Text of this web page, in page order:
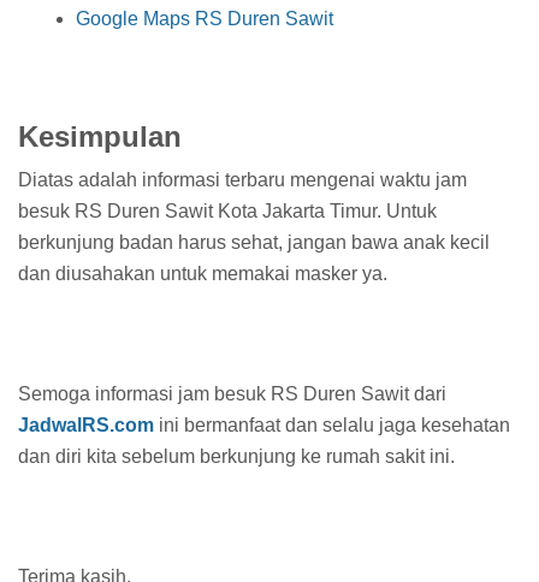
Google Maps RS Duren Sawit
Kesimpulan
Diatas adalah informasi terbaru mengenai waktu jam
besuk RS Duren Sawit Kota Jakarta Timur. Untuk
berkunjung badan harus sehat, jangan bawa anak kecil
dan diusahakan untuk memakai masker ya.
Semoga informasi jam besuk RS Duren Sawit dari
JadwalRS.com ini bermanfaat dan selalu jaga kesehatan
dan diri kita sebelum berkunjung ke rumah sakit ini.
Terima kasih.